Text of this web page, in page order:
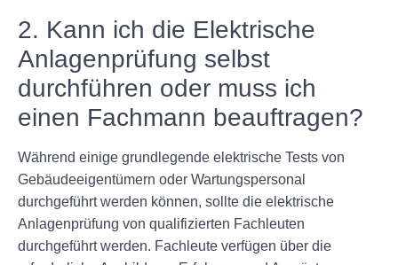
2. Kann ich die Elektrische
Anlagenprüfung selbst
durchführen oder muss ich
einen Fachmann beauftragen?
Während einige grundlegende elektrische Tests von
Gebäudeeigentümern oder Wartungspersonal
durchgeführt werden können, sollte die elektrische
Anlagenprüfung von qualifizierten Fachleuten
durchgeführt werden. Fachleute verfügen über die